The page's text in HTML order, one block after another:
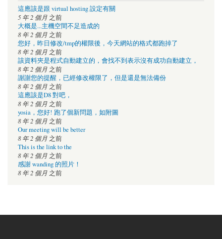
這應該是跟 virtual hosting 設定有關
5 年 2 個月 之前
大概是...主機空間不足造成的
8 年 2 個月 之前
您好，昨日修改/tmp的權限後，今天網站的格式都跑掉了
8 年 2 個月 之前
該資料夾是程式自動建立的，會找不到表示沒有成功自動建立，
8 年 2 個月 之前
謝謝您的提醒，已經修改權限了，但是還是無法備份
8 年 2 個月 之前
這應該是D8 對吧，
8 年 2 個月 之前
yosia，您好! 跑了個新問題，如附圖
8 年 2 個月 之前
Our meeting will be better
8 年 2 個月 之前
This is the link to the
8 年 2 個月 之前
感謝 wanding 的照片！
8 年 2 個月 之前